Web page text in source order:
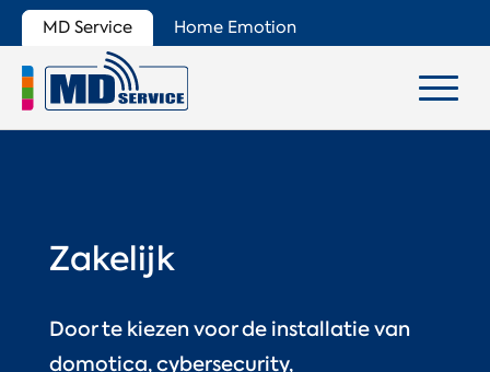
MD Service Home Emotion
Zakelijk
Door te kiezen voor de installatie van
domotica, cybersecurity,